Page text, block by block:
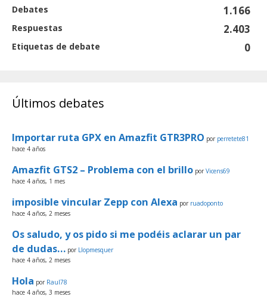
Debates 1.166
Respuestas 2.403
Etiquetas de debate 0
Últimos debates
Importar ruta GPX en Amazfit GTR3PRO por perretete81
hace 4 años
Amazfit GTS2 – Problema con el brillo porVicens69
hace 4 años, 1 mes
imposible vincular Zepp con Alexa por ruadoponto
hace 4 años, 2 meses
Os saludo, y os pido si me podéis aclarar un par
de dudas… por Llopmesquer
hace 4 años, 2 meses
Hola por Raul78
hace 4 años, 3 meses